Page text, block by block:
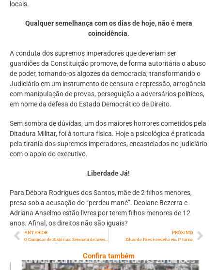
locais.
Qualquer semelhança com os dias de hoje, não é mera
coincidência.
A conduta dos supremos imperadores que deveriam ser
guardiões da Constituição promove, de forma autoritária o abuso
de poder, tornando-os algozes da democracia, transformando o
Judiciário em um instrumento de censura e repressão, arrogância
com manipulação de provas, perseguição a adversários políticos,
em nome da defesa do Estado Democrático de Direito.
Sem sombra de dúvidas, um dos maiores horrores cometidos pela
Ditadura Militar, foi à tortura física. Hoje a psicológica é praticada
pela tirania dos supremos imperadores, encastelados no judiciário
com o apoio do executivo.
Liberdade Já!
Para Débora Rodrigues dos Santos, mãe de 2 filhos menores,
presa sob a acusação do “perdeu mané”. Deolane Bezerra e
Adriana Anselmo estão livres por terem filhos menores de 12
anos. Afinal, os direitos não são iguais?
ANTERIOR PRÓXIMO
Eduardo Paes é reeleito em 1º turno
Confira também